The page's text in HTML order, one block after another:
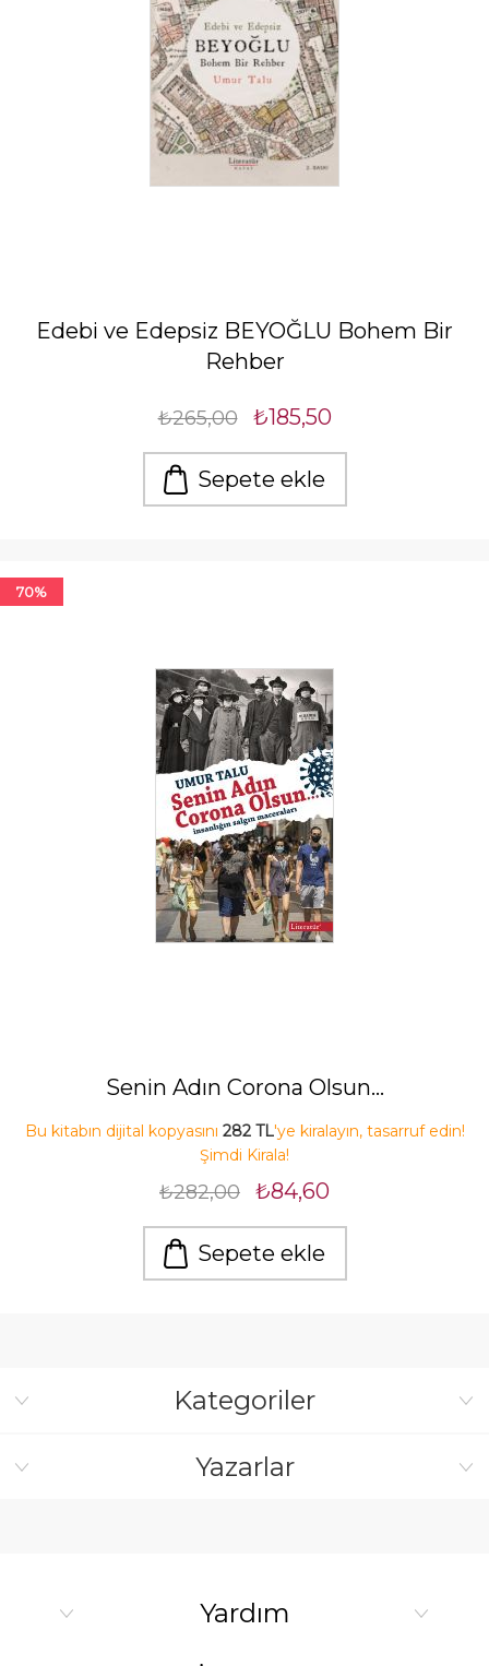
Edebi ve Edepsiz BEYOĞLU Bohem Bir
Rehber
₺265,00 ₺185,50
Sepete ekle
70%
Senin Adın Corona Olsun…
Bu kitabın dijital kopyasını 282 TL'ye kiralayın, tasarruf edin!
Şimdi Kirala!
₺282,00 ₺84,60
Sepete ekle
Kategoriler
Yazarlar
Yardım